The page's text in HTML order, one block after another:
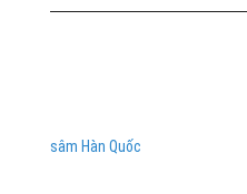
sâm Hàn Quốc